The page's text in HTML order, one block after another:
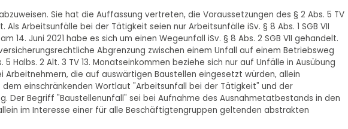
Sie hat die Auffassung vertreten, die Voraussetzungen des § 2 Abs. 5 TV
Als Arbeitsunfälle bei der Tätigkeit seien nur Arbeitsunfälle iSv. § 8 Abs. 1 SGB VII
14. Juni 2021 habe es sich um einen Wegeunfall iSv. § 8 Abs. 2 SGB VII gehandelt.
Abgrenzung zwischen einem Unfall auf einem Betriebsweg
Halbs. 2 Alt. 3 TV 13. Monatseinkommen beziehe sich nur auf Unfälle in Ausübung
die auf auswärtigen Baustellen eingesetzt würden, allein
einschränkenden Wortlaut "Arbeitsunfall bei der Tätigkeit" und der
Der Begriff "Baustellenunfall" sei bei Aufnahme des Ausnahmetatbestands in den
allein im Interesse einer für alle Beschäftigtengruppen geltenden abstrakten